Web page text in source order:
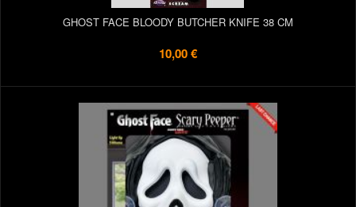
GHOST FACE BLOODY BUTCHER KNIFE 38 CM
10,00 €